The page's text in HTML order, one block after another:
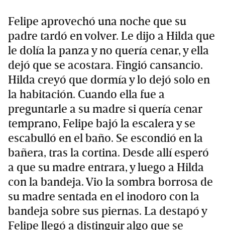
Felipe aprovechó una noche que su
padre tardó en volver. Le dijo a Hilda que
le dolía la panza y no quería cenar, y ella
dejó que se acostara. Fingió cansancio.
Hilda creyó que dormía y lo dejó solo en
la habitación. Cuando ella fue a
preguntarle a su madre si quería cenar
temprano, Felipe bajó la escalera y se
escabulló en el baño. Se escondió en la
bañera, tras la cortina. Desde allí esperó
a que su madre entrara, y luego a Hilda
con la bandeja. Vio la sombra borrosa de
su madre sentada en el inodoro con la
bandeja sobre sus piernas. La destapó y
Felipe llegó a distinguir algo que se